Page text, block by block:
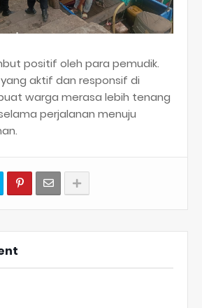
positif oleh para pemudik.
aktif dan responsif di
warga merasa lebih tenang
perjalanan menuju